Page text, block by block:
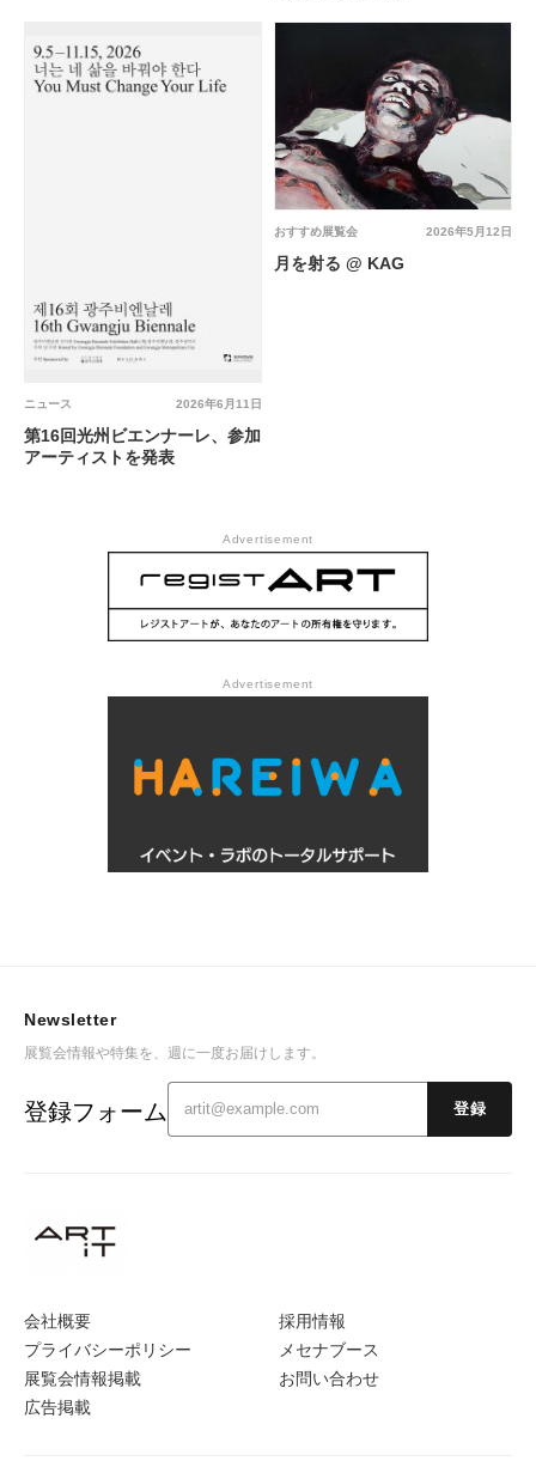
2026年6月11日
ニュース
第16回光州ビエンナーレ、参加
アーティストを発表
2026年5月12日
おすすめ展覧会
月を射る @ KAG
Advertisement
Advertisement
会社概要
プライバシーポリシー
展覧会情報掲載
広告掲載
採用情報
メセナブース
お問い合わせ
Newsletter
展覧会情報や特集を、週に一度お届けします。
登録フォーム 登録